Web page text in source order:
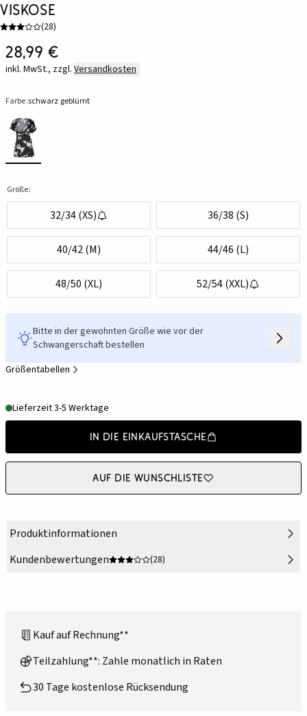
Viskose
(28)
28,99 €
inkl. MwSt., zzgl. Versandkosten
Farbe:schwarz geblümt
Größe:
32/34 (XS) 36/38 (S)
40/42 (M) 44/46 (L)
48/50 (XL) 52/54 (XXL)
Bitte in der gewohnten Größe wie vor der
Schwangerschaft bestellen
Größentabellen
Lieferzeit 3-5 Werktage
In die Einkaufstasche
Auf die Wunschliste
Produktinformationen
Kundenbewertungen
(28)
Kauf auf Rechnung**
Teilzahlung**: Zahle monatlich in Raten
30 Tage kostenlose Rücksendung